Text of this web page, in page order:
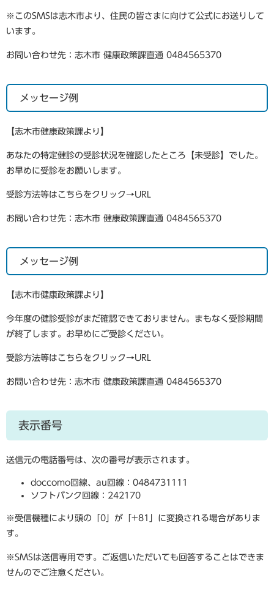
※このSMSは志木市より、住民の皆さまに向けて公式にお送りして
います。
お問い合わせ先：志木市 健康政策課直通 0484565370
メッセージ例
【志木市健康政策課より】
あなたの特定健診の受診状況を確認したところ【未受診】でした。
お早めに受診をお願いします。
受診方法等はこちらをクリック→URL
お問い合わせ先：志木市 健康政策課直通 0484565370
メッセージ例
【志木市健康政策課より】
今年度の健診受診がまだ確認できておりません。まもなく受診期間
が終了します。お早めにご受診ください。
受診方法等はこちらをクリック→URL
お問い合わせ先：志木市 健康政策課直通 0484565370
表示番号
送信元の電話番号は、次の番号が表示されます。
doccomo回線、au回線：0484731111
ソフトバンク回線：242170
※受信機種により頭の「0」が「+81」に変換される場合がありま
す。
※SMSは送信専用です。
ご返信いただいても回答することはできま
せんのでご注意ください。